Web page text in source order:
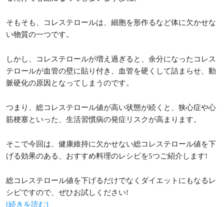
そもそも、コレステロールは、細胞を形作るなど体に欠かせな
い物質の一つです。
しかし、コレステロールが増え過ぎると、余分になったコレス
テロールが血管の壁に貼り付き、血管を硬くして詰まらせ、動
脈硬化の原因となってしまうのです。
つまり、総コレステロール値が高い状態が続くと、狭心症や心
筋梗塞といった、生活習慣病の発症リスクが高まります。
そこで今回は、健康維持に欠かせない総コレステロール値を下
げる効果のある、おすすめ料理のレシピを5つご紹介します!
総コレステロール値を下げるだけでなくダイエットにもなるレ
シピですので、ぜひお試しください!
[続きを読む]